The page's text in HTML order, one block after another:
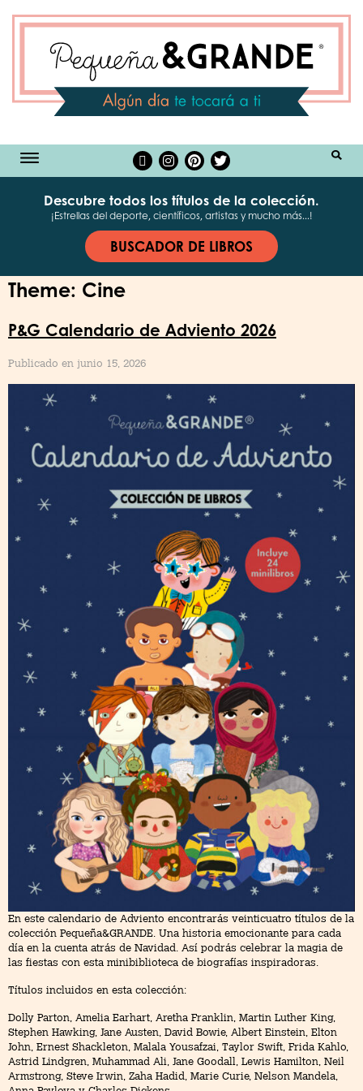
Descubre todos los títulos de la colección.
¡Estrellas del deporte, científicos, artistas y mucho más...!
BUSCADOR DE LIBROS
Theme: Cine
P&G Calendario de Adviento 2026
Publicado en junio 15, 2026
En este calendario de Adviento encontrarás veinticuatro títulos de la
colección Pequeña&GRANDE. Una historia emocionante para cada
día en la cuenta atrás de Navidad. Así podrás celebrar la magia de
las fiestas con esta minibiblioteca de biografías inspiradoras.
Títulos incluidos en esta colección:
Dolly Parton, Amelia Earhart, Aretha Franklin, Martin Luther King,
Stephen Hawking, Jane Austen, David Bowie, Albert Einstein, Elton
John, Ernest Shackleton, Malala Yousafzai, Taylor Swift, Frida Kahlo,
Astrid Lindgren, Muhammad Ali, Jane Goodall, Lewis Hamilton, Neil
Armstrong, Steve Irwin, Zaha Hadid, Marie Curie, Nelson Mandela,